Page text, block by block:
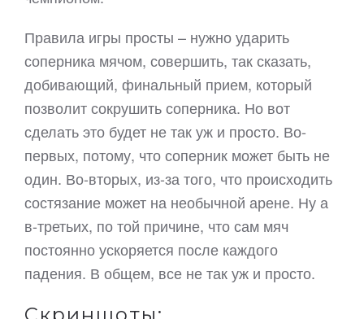
Правила игры просты – нужно ударить
соперника мячом, совершить, так сказать,
добивающий, финальный прием, который
позволит сокрушить соперника. Но вот
сделать это будет не так уж и просто. Во-
первых, потому, что соперник может быть не
один. Во-вторых, из-за того, что происходить
состязание может на необычной арене. Ну а
в-третьих, по той причине, что сам мяч
постоянно ускоряется после каждого
падения. В общем, все не так уж и просто.